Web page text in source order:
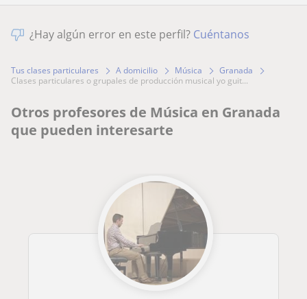
¿Hay algún error en este perfil? Cuéntanos
Tus clases particulares A domicilio Música
Granada
clases particulares o grupales de producción musical yo guit...
Otros profesores de Música en Granada
que pueden interesarte